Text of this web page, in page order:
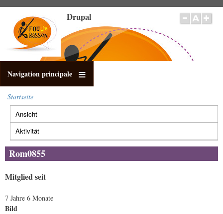
Inhalt
Drupal
Navigation principale
Pfadnavigation
Startseite
Primäre
Reiter
Ansicht
Reiter)
Aktivität
Rom0855
Mitglied seit
7 Jahre 6 Monate
Bild